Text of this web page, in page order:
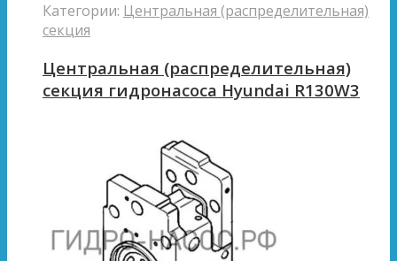
Категории: Центральная (распределительная)
секция
Центральная (распределительная)
секция гидронасоса Hyundai R130W3